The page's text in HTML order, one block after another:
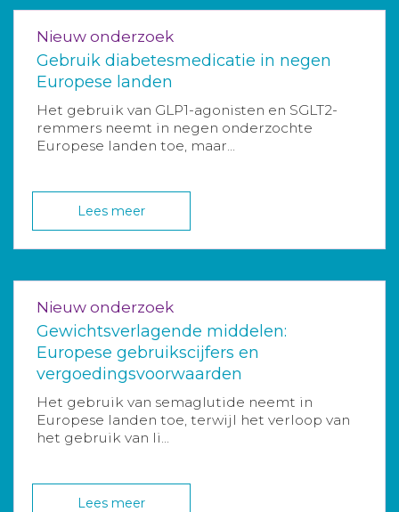
Nieuw onderzoek
Gebruik diabetesmedicatie in negen
Europese landen
Het gebruik van GLP1-agonisten en SGLT2-
remmers neemt in negen onderzochte
Europese landen toe, maar...
Lees meer
Nieuw onderzoek
Gewichtsverlagende middelen:
Europese gebruikscijfers en
vergoedingsvoorwaarden
Het gebruik van semaglutide neemt in
Europese landen toe, terwijl het verloop van
het gebruik van li...
Lees meer